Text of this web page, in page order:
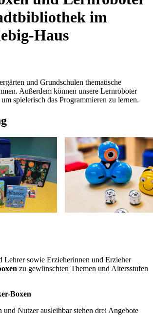
im
Haus
und Grundschulen thematische
Außerdem können unsere Lernroboter
spielerisch das Programmieren zu lernen.
Lehrer sowie Erzieherinnen und Erzieher
zu gewünschten Themen und Altersstufen
Boxen
und Nutzer ausleihbar stehen drei Angebote